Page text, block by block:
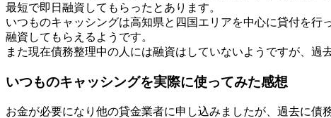
最短で即日融資してもらったとあります。
いつものキャッシングは高知県と四国エリアを中心に貸付を
融資してもらえるようです。
また現在債務整理中の人には融資はしていないようですが、過
いつものキャッシングを実際に使ってみた感想
お金が必要になり他の貸金業者に申し込みましたが、過去に債